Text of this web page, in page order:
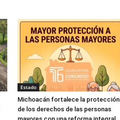
Estado
Michoacán fortalece la protección
de los derechos de las personas